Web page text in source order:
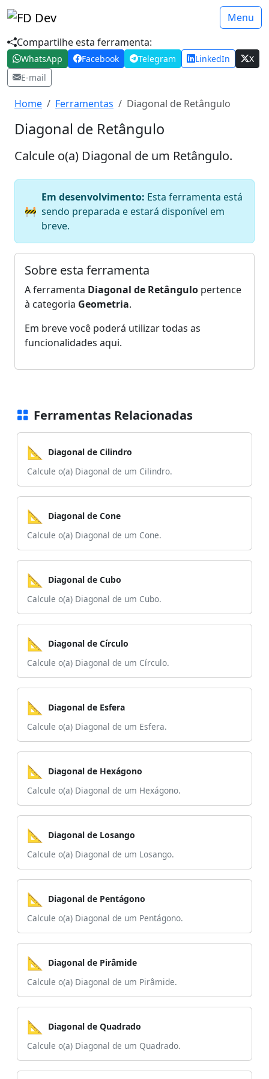
Menu
Compartilhe esta ferramenta:
WhatsApp Facebook Telegram LinkedIn
X
E-mail
Home Ferramentas Diagonal de Retângulo
Diagonal de Retângulo
Calcule o(a) Diagonal de um Retângulo.
🚧
Em desenvolvimento: Esta ferramenta está
sendo preparada e estará disponível em
breve.
Sobre esta ferramenta
A ferramenta Diagonal de Retângulo pertence
à categoria Geometria.
Em breve você poderá utilizar todas as
funcionalidades aqui.
Ferramentas Relacionadas
📐
Diagonal de Cilindro
Calcule o(a) Diagonal de um Cilindro.
📐
Diagonal de Cone
Calcule o(a) Diagonal de um Cone.
📐
Diagonal de Cubo
Calcule o(a) Diagonal de um Cubo.
📐
Diagonal de Círculo
Calcule o(a) Diagonal de um Círculo.
📐
Diagonal de Esfera
Calcule o(a) Diagonal de um Esfera.
📐
Diagonal de Hexágono
Calcule o(a) Diagonal de um Hexágono.
📐
Diagonal de Losango
Calcule o(a) Diagonal de um Losango.
📐
Diagonal de Pentágono
Calcule o(a) Diagonal de um Pentágono.
📐
Diagonal de Pirâmide
Calcule o(a) Diagonal de um Pirâmide.
📐
Diagonal de Quadrado
Calcule o(a) Diagonal de um Quadrado.